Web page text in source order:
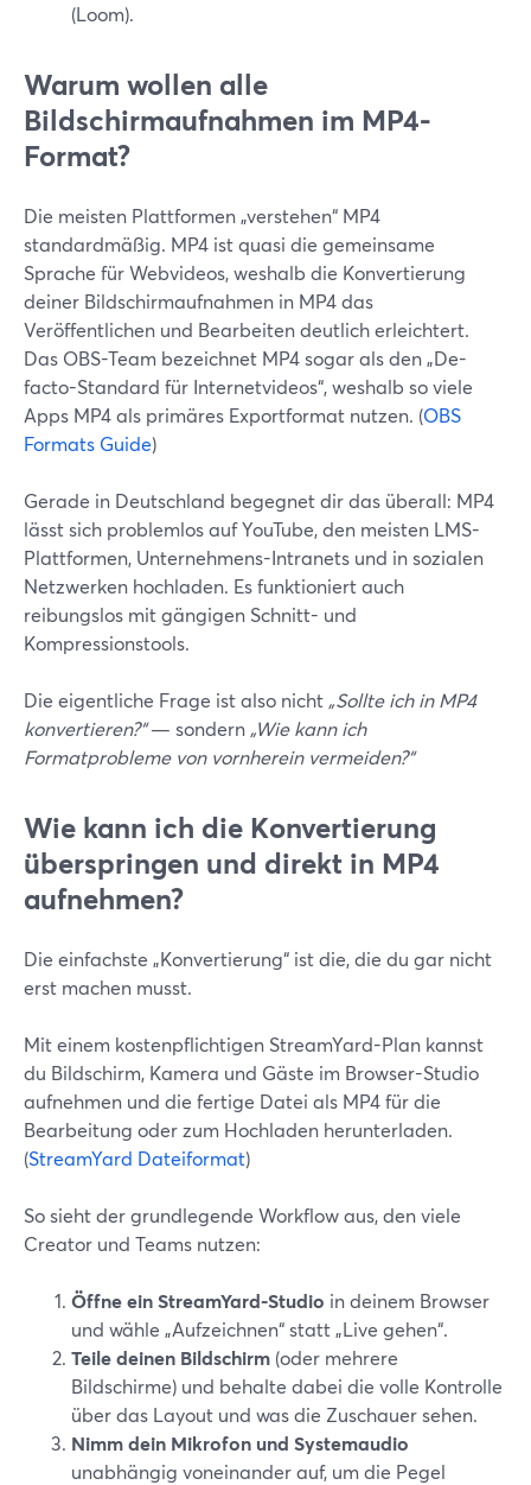
(Loom).
Warum wollen alle
Bildschirmaufnahmen im MP4-
Format?
Die meisten Plattformen „verstehen“ MP4
standardmäßig. MP4 ist quasi die gemeinsame
Sprache für Webvideos, weshalb die Konvertierung
deiner Bildschirmaufnahmen in MP4 das
Veröffentlichen und Bearbeiten deutlich erleichtert.
Das OBS-Team bezeichnet MP4 sogar als den „De-
facto-Standard für Internetvideos“, weshalb so viele
Apps MP4 als primäres Exportformat nutzen. (OBS
Formats Guide)
Gerade in Deutschland begegnet dir das überall: MP4
lässt sich problemlos auf YouTube, den meisten LMS-
Plattformen, Unternehmens-Intranets und in sozialen
Netzwerken hochladen. Es funktioniert auch
reibungslos mit gängigen Schnitt- und
Kompressionstools.
Die eigentliche Frage ist also nicht „Sollte ich in MP4
konvertieren?“— sondern „Wie kann ich
Formatprobleme von vornherein vermeiden?“
Wie kann ich die Konvertierung
überspringen und direkt in MP4
aufnehmen?
Die einfachste „Konvertierung“ ist die, die du gar nicht
erst machen musst.
Mit einem kostenpflichtigen StreamYard-Plan kannst
du Bildschirm, Kamera und Gäste im Browser-Studio
aufnehmen und die fertige Datei als MP4 für die
Bearbeitung oder zum Hochladen herunterladen.
(StreamYard Dateiformat)
So sieht der grundlegende Workflow aus, den viele
Creator und Teams nutzen:
Öffne ein StreamYard-Studio in deinem Browser
und wähle „Aufzeichnen“ statt „Live gehen“.
Teile deinen Bildschirm (oder mehrere
Bildschirme) und behalte dabei die volle Kontrolle
über das Layout und was die Zuschauer sehen.
Nimm dein Mikrofon und Systemaudio
unabhängig voneinander auf, um die Pegel